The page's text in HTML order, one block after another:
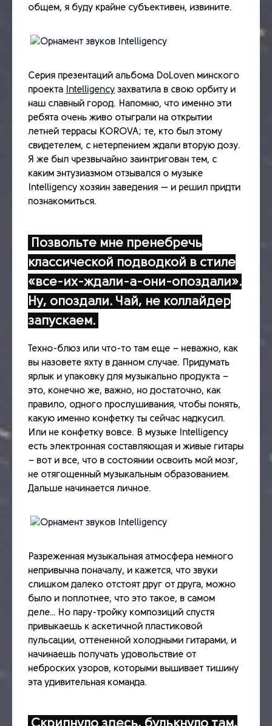
общем, я буду крайне субъективен, извините.
Серия презентаций альбома DoLoven минского
проекта
Intelligency захватила в свою орбиту и
наш славный город. Напомню, что именно эти
ребята очень живо отыграли на открытии
летней террасы KOROVA; те, кто был этому
свидетелем, с нетерпением ждали вторую дозу.
Я же был чрезвычайно заинтригован тем, с
каким энтузиазмом отзывался о музыке
Intelligency хозяин заведения — и решил придти
познакомиться.
Позвольте мне пренебречь
классической подводкой в стиле
«все-их-ждали-а-они-опоздали».
Ну, опоздали. Чай, не коллайдер
запускаем.
Техно-блюз или что-то там еще – неважно, как
вы назовете яхту в данном случае. Придумать
ярлык и упаковку для музыкально продукта –
это, конечно же, важно, но достаточно, как
правило, одного прослушивания, чтобы понять,
какую именно конфетку ты сейчас надкусил.
Или не конфетку вовсе. В музыке Intelligency
есть электронная составляющая и живые гитары
– вот и все, что в состоянии освоить мой мозг,
не отягощенный музыкальным образованием.
Дальше начинается личное.
Разреженная музыкальная атмосфера немного
непривычна поначалу, и кажется, что звуки
слишком далеко отстоят друг от друга, можно
было и поплотнее, что это такое, в самом
деле… Но пару-тройку композиций спустя
привыкаешь к аскетичной пластиковой
пульсации, оттененной холодными гитарами, и
начинаешь получать удовольствие от
неброских узоров, которыми вышивает тишину
эта удивительная команда.